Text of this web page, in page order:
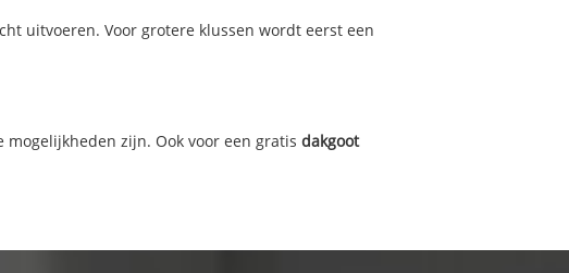
uitvoeren. Voor grotere klussen wordt eerst een
mogelijkheden zijn. Ook voor een gratisdakgoot